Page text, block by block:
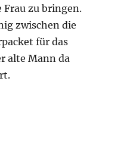
Frau zu bringen.
zwischen die
für das
alte Mann da